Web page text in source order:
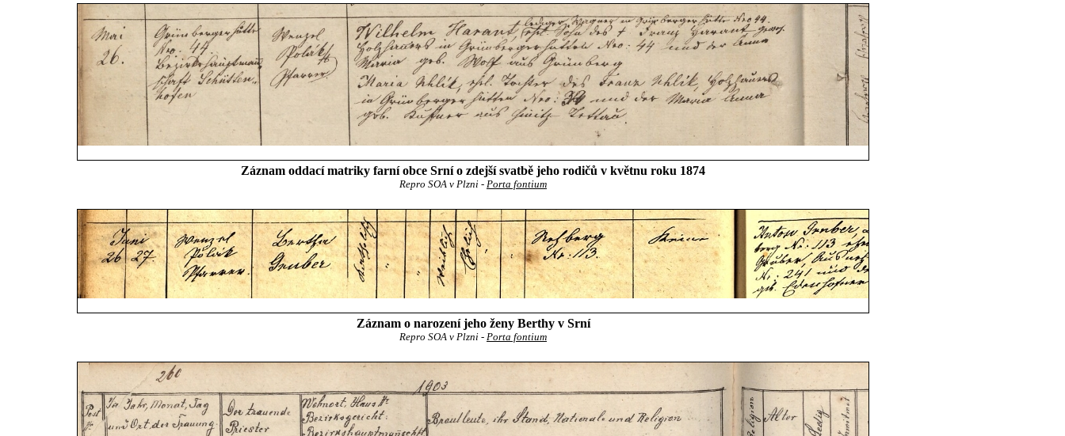
Záznam oddací matriky farní obce Srní o zdejší svatbě jeho rodičů v květnu roku 1874
Repro SOA v Plzni - Porta fontium
Záznam o narození jeho ženy Berthy v Srní
Repro SOA v Plzni - Porta fontium